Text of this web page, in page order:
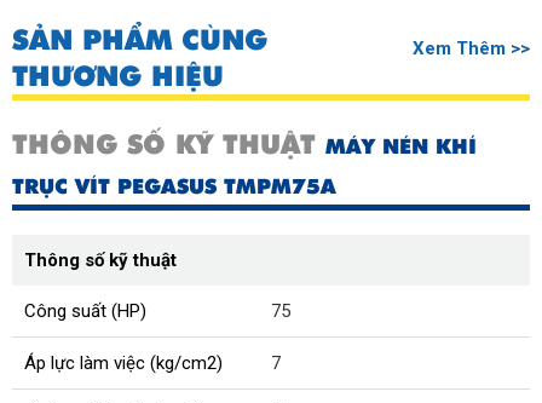
SẢN PHẨM CÙNG
THƯƠNG HIỆU
Xem Thêm >>
THÔNG SỐ KỸ THUẬT MÁY NÉN KHÍ
TRỤC VÍT PEGASUS TMPM75A
Thông số kỹ thuật
Công suất (HP) 75
Áp lực làm việc (kg/cm2) 7